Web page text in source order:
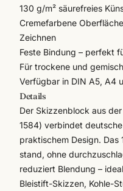
130 g/m² säurefreies
Cremefarbene
Zeichnen
Feste Bindung – perfekt
Für trockene und
Verfügbar in DIN A5, A4
Details
Der Skizzenblock aus der
1584) verbindet
praktischem Design.
stand, ohne
reduziert Blendung –
Bleistift-Skizzen, Kohle-